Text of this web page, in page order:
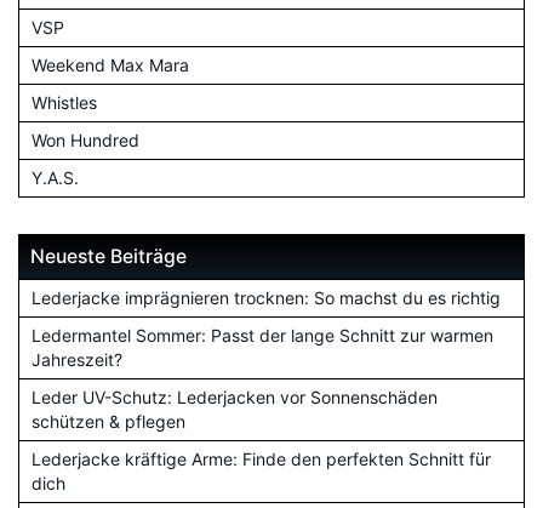
VSP
Weekend Max Mara
Whistles
Won Hundred
Y.A.S.
Neueste Beiträge
Lederjacke imprägnieren trocknen: So machst du es richtig
Ledermantel Sommer: Passt der lange Schnitt zur warmen
Jahreszeit?
Leder UV-Schutz: Lederjacken vor Sonnenschäden
schützen & pflegen
Lederjacke kräftige Arme: Finde den perfekten Schnitt für
dich